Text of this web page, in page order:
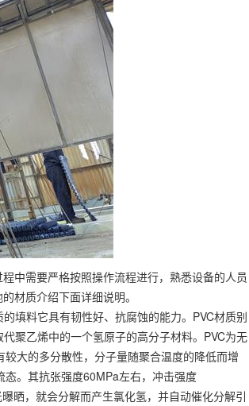
中需要严格按照操作流程进行，熟悉设备的人员
材质介绍下面详细说明。
填料它具有韧性好、抗腐蚀的能力。PVC材质别
聚乙烯中的一个氢原子的高分子材料。PVC为无
大的多分散性，分子量随聚合温度的降低而增
。其抗张强度60MPa左右，冲击强度
晒，就会分解而产生氯化氢，并自动催化分解引